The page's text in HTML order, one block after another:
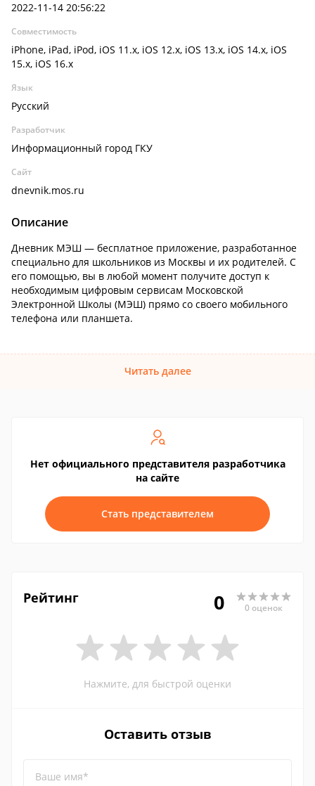
2022-11-14 20:56:22
Совместимость
iPhone, iPad, iPod, iOS 11.x, iOS 12.x, iOS 13.x, iOS 14.x, iOS
15.x, iOS 16.x
Язык
Русский
Разработчик
Информационный город ГКУ
Сайт
dnevnik.mos.ru
Описание
Дневник МЭШ — бесплатное приложение, разработанное
специально для школьников из Москвы и их родителей. С
его помощью, вы в любой момент получите доступ к
необходимым цифровым сервисам Московской
Электронной Школы (МЭШ) прямо со своего мобильного
телефона или планшета.
Читать далее
Нет официального представителя разработчика
на сайте
Стать представителем
Рейтинг 0 0 оценок
Нажмите, для быстрой оценки
Оставить отзыв
Ваше имя*